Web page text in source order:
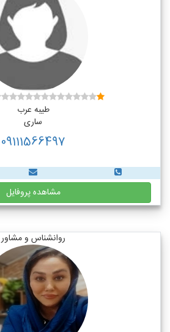
طیبه عرب
ساری
09111566497
مشاهده پروفایل
روانشناس و مشاور